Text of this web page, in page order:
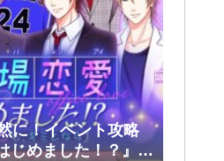
に！イベント攻略
じめました！？』前